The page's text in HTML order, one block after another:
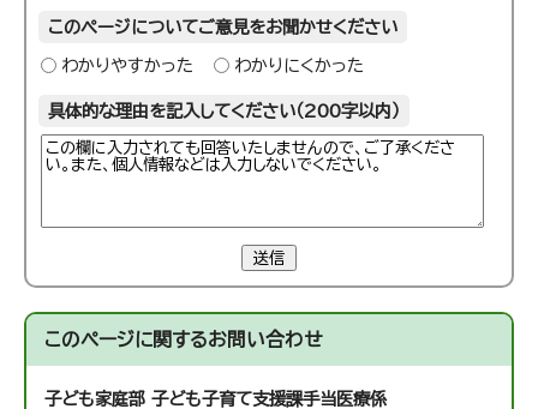
このページについてご意見をお聞かせください
わかりやすかった わかりにくかった
具体的な理由を記入してください（200字以内）
送信
このページに関するお問い合わせ
子ども家庭部 子ども子育て支援課手当医療係